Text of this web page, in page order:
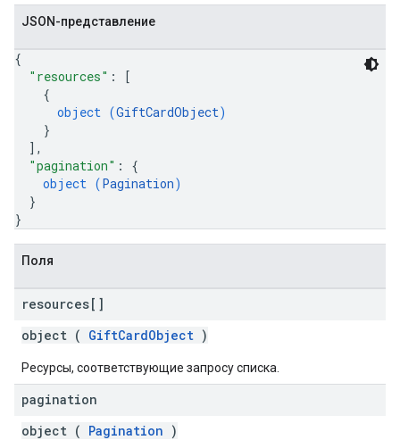
JSON-представление
{
"resources" :
[
{
object (GiftCardObject)
}
] ,
"pagination" : {
object (Pagination)
}
}
Поля
resources[]
object ( GiftCardObject )
Ресурсы, соответствующие запросу списка.
pagination
object ( Pagination )